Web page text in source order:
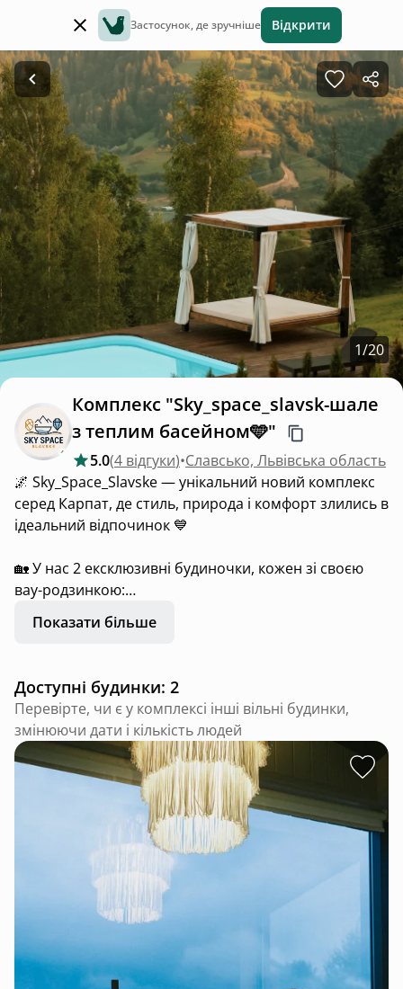
Застосунок, де зручніше Відкрити
1/20
Комплекс "Sky_space_slavsk-шале
з теплим басейном🩵"
5.0(4 відгуки)•Славсько, Львівська область
🌌 Sky_Space_Slavske — унікальний новий комплекс
серед Карпат, де стиль, природа і комфорт злились в
ідеальний відпочинок 💙
🏡 У нас 2 ексклюзивні будиночки, кожен зі своєю
вау-родзинкою:
✨ “Сапфір” — для романтичного релаксу або
🛁 Єдина в Україні прозора ванна біля ліжка з
панорамним видом на гори
🔥 Затишна вітальня з каміном
🌙 Тераса для вечірніх посиденьок
🖤 Затемнені вікна — спокій і приватність
✔️Приватний чан-джакузі 🫶
✨ “Смарагд” — двоповерховий будиночок для
стильного відпочинку:
💎 Біла ванна у формі дорогоцінного каменю з
видом на гори
🌌 Сітка-гамак між поверхами — просто вау
🏡 Вітальня, тераса і затемнені вікна — для затишку
в будь-який час
Показати більше
Доступні будинки: 2
Перевірте, чи є у комплексі інші вільні будинки,
змінюючи дати і кількість людей